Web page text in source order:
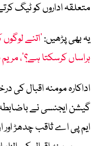
متعلقہ اداروں کو ٹیگ
یہ بھی پڑھیں:’اتنے
ہراساں کرسکتا ہے؟‘،
اداکارہ مومنہ اقبال کی
گیشن ایجنسی نے باضابطہ
ایم پی اے ثاقب چدھڑ اور